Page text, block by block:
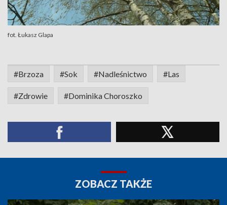
fot. Łukasz Glapa
#Brzoza #Sok #Nadleśnictwo #Las
#Zdrowie #Dominika Choroszko
ZOBACZ TAKŻE